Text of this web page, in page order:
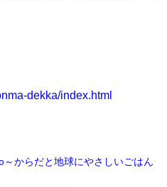
dekka/index.html
～からだと地球にやさしいごはん